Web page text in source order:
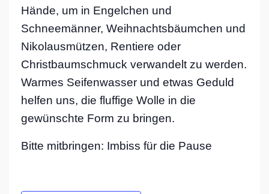
Hände, um in Engelchen und
Schneemänner, Weihnachtsbäumchen und
Nikolausmützen, Rentiere oder
Christbaumschmuck verwandelt zu werden.
Warmes Seifenwasser und etwas Geduld
helfen uns, die fluffige Wolle in die
gewünschte Form zu bringen.
Bitte mitbringen: Imbiss für die Pause